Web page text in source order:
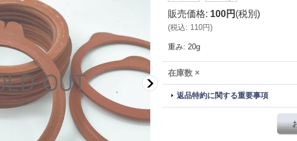
販売価格: 100円 (税別)
(税込: 110円)
重み: 20g
在庫数 ×
返品特約に関する重要事項